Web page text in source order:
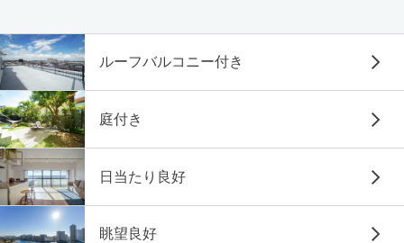
ルーフバルコニー付き
庭付き
日当たり良好
眺望良好